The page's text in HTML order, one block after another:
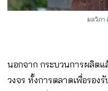
มลวิภา
นอกจาก กระบวนการผลิต
วงจร ทั้งการตลาดเพื่อรอ